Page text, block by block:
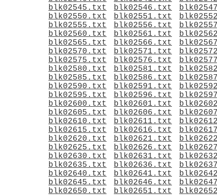
blk02545.txt
blk02546.txt
blk02550.txt
blk02551.txt
blk02555.txt
blk02556.txt
blk02560.txt
blk02561.txt
blk02565.txt
blk02566.txt
blk02570.txt
blk02571.txt
blk02575.txt
blk02576.txt
blk02580.txt
blk02581.txt
blk02585.txt
blk02586.txt
blk02590.txt
blk02591.txt
blk02595.txt
blk02596.txt
blk02600.txt
blk02601.txt
blk02605.txt
blk02606.txt
blk02610.txt
blk02611.txt
blk02615.txt
blk02616.txt
blk02620.txt
blk02621.txt
blk02625.txt
blk02626.txt
blk02630.txt
blk02631.txt
blk02635.txt
blk02636.txt
blk02640.txt
blk02641.txt
blk02645.txt
blk02646.txt
blk02650.txt
blk02651.txt